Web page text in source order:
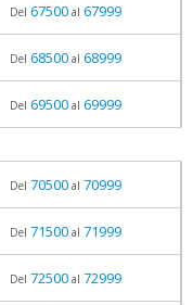
Del 67500al 67999
Del 68500al 68999
Del 69500al 69999
Del 70500al 70999
Del 71500al 71999
Del 72500al 72999